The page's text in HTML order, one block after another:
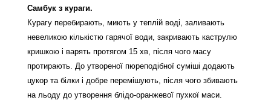
Самбук з кураги.
Курагу перебирають, миють у теплій воді, заливають
невеликою кількістю гарячої води, закривають каструлю
кришкою і варять протягом 15 хв, після чого масу
протирають. До утвореної пюреподібної суміші додають
цукор та білки і добре перемішують, після чого збивають
на льоду до утворення блідо-оранжевої пухкої маси.